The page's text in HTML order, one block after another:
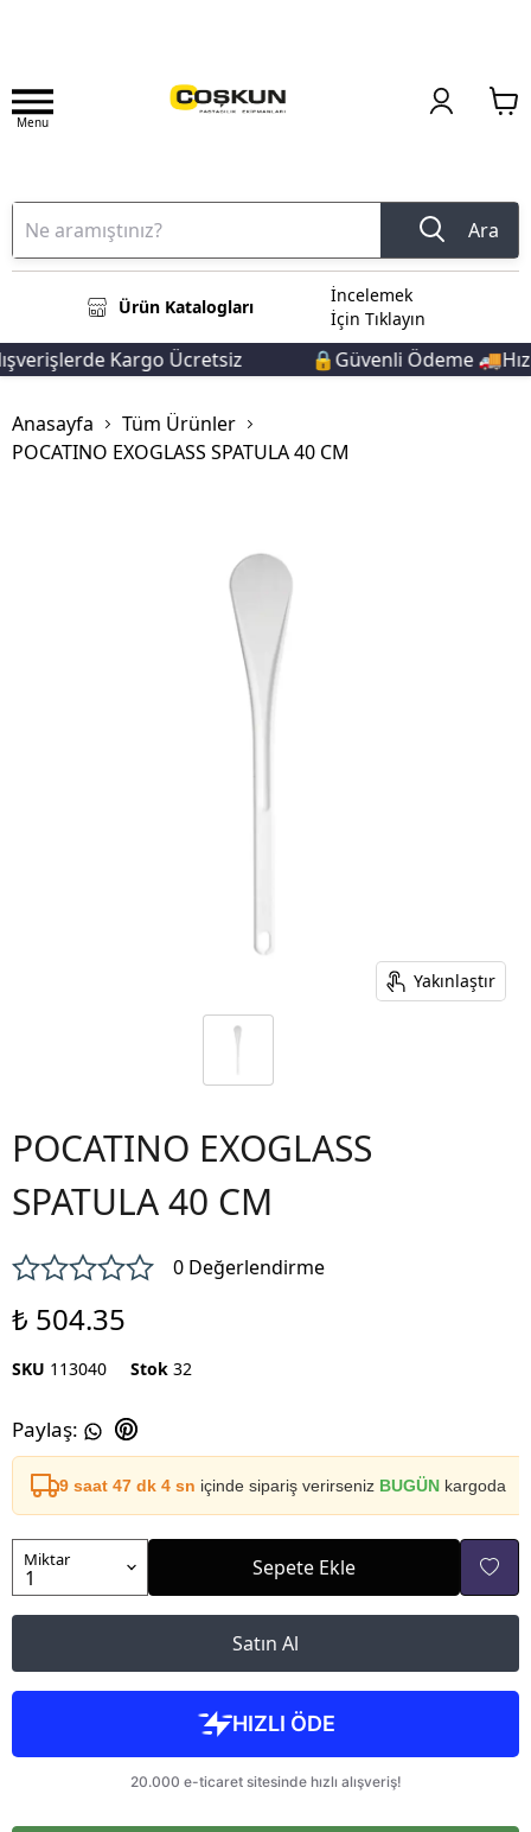
Menu
Ara
Ürün Katalogları
İncelemek
İçin Tıklayın
Kargo Ücretsiz 🔒Güvenli Ödeme
Anasayfa
Tüm Ürünler
POCATINO EXOGLASS SPATULA 40 CM
Yakınlaştır
POCATINO EXOGLASS
SPATULA 40 CM
0 Değerlendirme
₺ 504.35
SKU 113040 Stok 32
Paylaş:
9 saat 47 dk 4 sn içinde sipariş verirseniz BUGÜN kargoda
Miktar Sepete Ekle
Satın Al